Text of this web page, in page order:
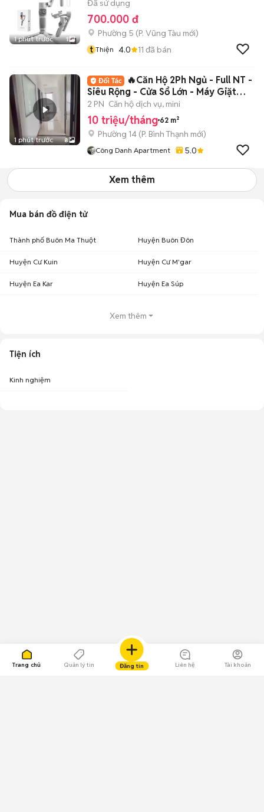
Trang chủ Quản lý tin Đăng tin Liên hệ Tài khoản
1 phút trước 1
Đã sử dụng
700.000 đ
Phường 5 (P. Vũng Tàu mới)
t Thiện 4.0 11 đã bán
1 phút trước 8
🔥Căn Hộ 2Ph Ngủ - Full NT -
Siêu Rộng - Cửa Sổ Lớn - Máy Giặt
Riêng
2 PN Căn hộ dịch vụ, mini
10 triệu/tháng 62 m²
Phường 14 (P. Bình Thạnh mới)
Công Danh Apartment 5.0
Xem thêm
Mua bán đồ điện tử
Thành phố Buôn Ma Thuột Huyện Buôn Đôn
Huyện Cư Kuin Huyện Cư M'gar
Huyện Ea Kar Huyện Ea Súp
Xem thêm
Tiện ích
Kinh nghiệm